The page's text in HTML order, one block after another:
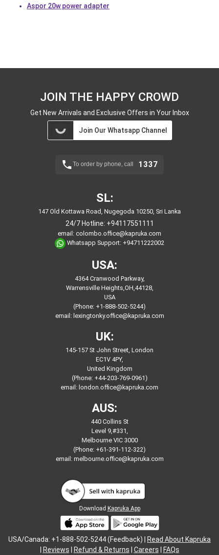
Aspor 20w power adapter
JOIN THE HAPPY CROWD
Get New Arrivals and Exclusive Offers in Your Inbox
Join Our Whatsapp Channel
To order by phone, call 1337
SL:
147 Old Kottawa Road, Nugegoda 10250, Sri Lanka
24/7 Hotline: +94117551111
email: colombo.office@kapruka.com
Whatsapp Support: +94711222002
USA:
4364 Cranwood Parkway,
Warrensville Heights,OH,44128,
USA
(Phone: +1-888-502-5244)
email: lexingtonky.office@kapruka.com
UK:
145-157 St John Street, London
EC1V 4PY,
United Kingdom
(Phone: +44-203-769-0961)
email: london.office@kapruka.com
AUS:
440 Collins St
Level 9,#331,
Melbourne VIC 3000
(Phone: +61-391-112-322)
email: melbourne.office@kapruka.com
Download Kapruka App
USA/Canada: +1-888-502-5244 (Feedback) |
Read About Kapruka
Reviews Refund & Returns Careers FAQs